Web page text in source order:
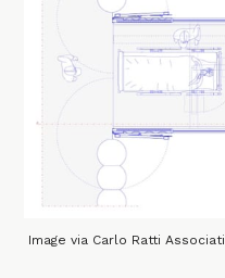
Image via Carlo Ratti Associati